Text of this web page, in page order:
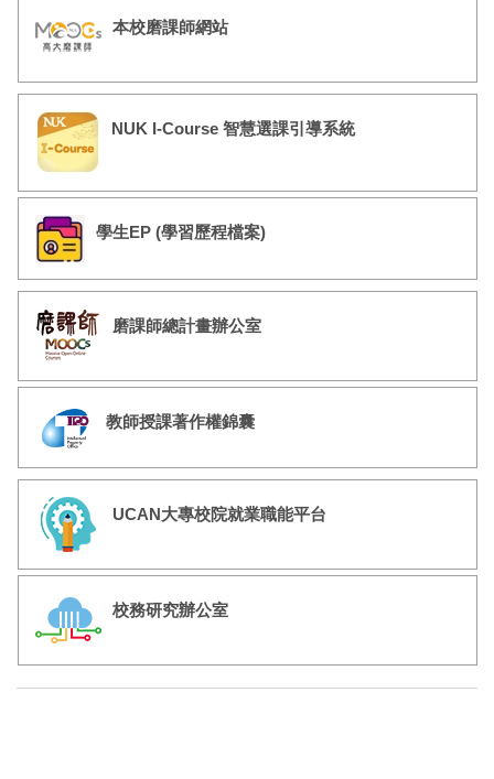
本校磨課師網站
NUK I-Course 智慧選課引導系統
學生EP (學習歷程檔案)
磨課師總計畫辦公室
教師授課著作權錦囊
UCAN大專校院就業職能平台
校務研究辦公室